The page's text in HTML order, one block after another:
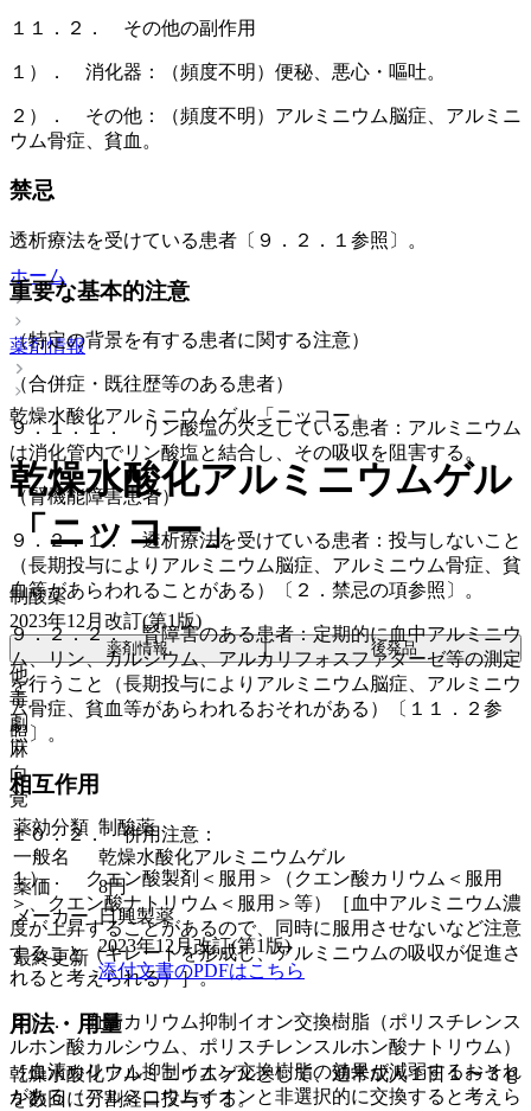
１１．２． その他の副作用
１）． 消化器：（頻度不明）便秘、悪心・嘔吐。
２）． その他：（頻度不明）アルミニウム脳症、アルミニ
ウム骨症、貧血。
禁忌
透析療法を受けている患者〔９．２．１参照〕。
重要な基本的注意
（特定の背景を有する患者に関する注意）
（合併症・既往歴等のある患者）
９．１．１． リン酸塩の欠乏している患者：アルミニウム
は消化管内でリン酸塩と結合し、その吸収を阻害する。
（腎機能障害患者）
９．２．１． 透析療法を受けている患者：投与しないこと
（長期投与によりアルミニウム脳症、アルミニウム骨症、貧
血等があらわれることがある）〔２．禁忌の項参照〕。
９．２．２． 腎障害のある患者：定期的に血中アルミニウ
ム、リン、カルシウム、アルカリフォスファターゼ等の測定
を行うこと（長期投与によりアルミニウム脳症、アルミニウ
ム骨症、貧血等があらわれるおそれがある）〔１１．２参
照〕。
相互作用
１０．２． 併用注意：
１）． クエン酸製剤＜服用＞（クエン酸カリウム＜服用
＞、クエン酸ナトリウム＜服用＞等）［血中アルミニウム濃
度が上昇することがあるので、同時に服用させないなど注意
すること（キレートを形成し、アルミニウムの吸収が促進さ
れると考えられる）］。
２）． 血清カリウム抑制イオン交換樹脂（ポリスチレンス
ルホン酸カルシウム、ポリスチレンスルホン酸ナトリウム）
［血清カリウム抑制イオン交換樹脂の効果が減弱するおそれ
がある（アルミニウムイオンと非選択的に交換すると考えら
ホーム
薬剤情報
乾燥水酸化アルミニウムゲル「ニッコー」
乾燥水酸化アルミニウムゲル
「ニッコー」
制酸薬
2023年12月改訂(第1版)
薬剤情報 後発品
他
毒
劇
麻
向
覚
薬効分類 制酸薬
一般名
乾燥水酸化アルミニウムゲル
薬価
8円
メーカー
日興製薬
最終更新
2023年12月改訂(第1版)
添付文書のPDFはこちら
用法・用量
乾燥水酸化アルミニウムゲルとして、通常成人１日１〜３ｇ
を数回に分割経口投与する。